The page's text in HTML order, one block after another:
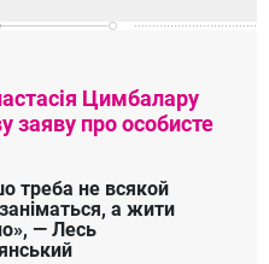
Цимбалару
заяву про особисте
треба не всякой
а жити
— Лесь